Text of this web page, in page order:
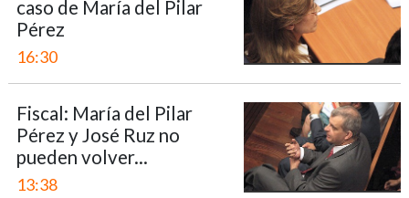
caso de María del Pilar
Pérez
16:30
Fiscal: María del Pilar
Pérez y José Ruz no
pueden volver...
13:38